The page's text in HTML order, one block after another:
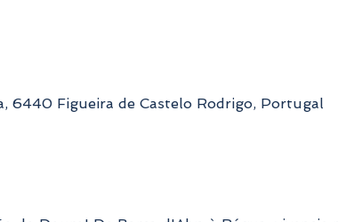
6440 Figueira de Castelo Rodrigo, Portugal